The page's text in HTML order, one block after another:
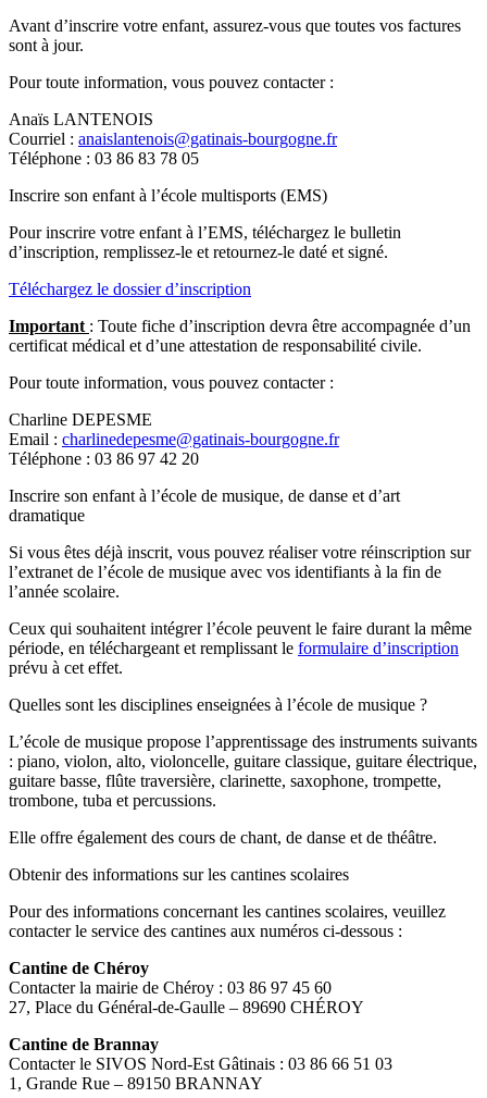
Avant d’inscrire votre enfant, assurez-vous que toutes vos factures
sont à jour.
Pour toute information, vous pouvez contacter :
Anaïs LANTENOIS
Courriel : anaislantenois@gatinais-bourgogne.fr
Téléphone : 03 86 83 78 05
Inscrire son enfant à l’école multisports (EMS)
Pour inscrire votre enfant à l’EMS, téléchargez le bulletin
d’inscription, remplissez-le et retournez-le daté et signé.
Téléchargez le dossier d’inscription
Important : Toute fiche d’inscription devra être accompagnée d’un
certificat médical et d’une attestation de responsabilité civile.
Pour toute information, vous pouvez contacter :
Charline DEPESME
Email : charlinedepesme@gatinais-bourgogne.fr
Téléphone : 03 86 97 42 20
Inscrire son enfant à l’école de musique, de danse et d’art
dramatique
Si vous êtes déjà inscrit, vous pouvez réaliser votre réinscription sur
l’extranet de l’école de musique avec vos identifiants à la fin de
l’année scolaire.
Ceux qui souhaitent intégrer l’école peuvent le faire durant la même
période, en téléchargeant et remplissant le formulaire d’inscription
prévu à cet effet.
Quelles sont les disciplines enseignées à l’école de musique ?
L’école de musique propose l’apprentissage des instruments suivants
: piano, violon, alto, violoncelle, guitare classique, guitare électrique,
guitare basse, flûte traversière, clarinette, saxophone, trompette,
trombone, tuba et percussions.
Elle offre également des cours de chant, de danse et de théâtre.
Obtenir des informations sur les cantines scolaires
Pour des informations concernant les cantines scolaires, veuillez
contacter le service des cantines aux numéros ci-dessous :
Cantine de Chéroy
Contacter la mairie de Chéroy : 03 86 97 45 60
27, Place du Général-de-Gaulle – 89690 CHÉROY
Cantine de Brannay
Contacter le SIVOS Nord-Est Gâtinais : 03 86 66 51 03
1, Grande Rue – 89150 BRANNAY